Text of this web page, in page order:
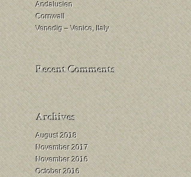
Andalusien
Cornwall
Venedig – Venice, Italy
August 2018
November 2017
November 2016
October 2016